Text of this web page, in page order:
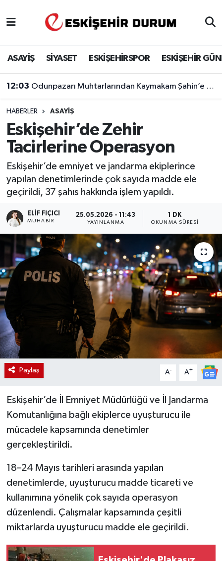
ASAYİŞ SİYASET ESKİŞEHİRSPOR ESKİŞEHİR
12:03 Odunpazarı Muhtarlarından Kaymakam Şahin’e Ziyaret
HABERLER ASAYIŞ
Eskişehir’de Zehir
Tacirlerine Operasyon
Eskişehir’de emniyet ve jandarma ekiplerince
yapılan denetimlerinde çok sayıda madde ele
geçirildi, 37 şahıs hakkında işlem yapıldı.
ELIF FIÇICI
MUHABIR
25.05.2026 - 11:43
YAYINLANMA
1 DK
OKUNMA SÜRESI
Paylaş A- A+
Eskişehir’de İl Emniyet Müdürlüğü ve İl Jandarma
Komutanlığına bağlı ekiplerce uyuşturucu ile
mücadele kapsamında denetimler
gerçekleştirildi.
18–24 Mayıs tarihleri arasında yapılan
denetimlerde, uyuşturucu madde ticareti ve
kullanımına yönelik çok sayıda operasyon
düzenlendi. Çalışmalar kapsamında çeşitli
miktarlarda uyuşturucu madde ele geçirildi.
Eskişehir Hava Durumu
Eskişehir Namaz Vakitleri
Eskişehir Trafik Yoğunluk Haritası
Süper Lig Puan Durumu ve Fikstür
Tüm Manşetler
Son Dakika Haberleri
Haber Arşivi